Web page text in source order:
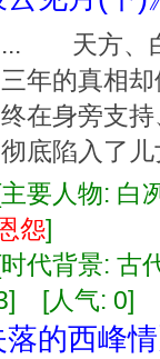
... 天方、白
三年的真相
终在身旁支
彻底陷入了
要人物:
怨]
代背景:
[人气: 0]
的西峰